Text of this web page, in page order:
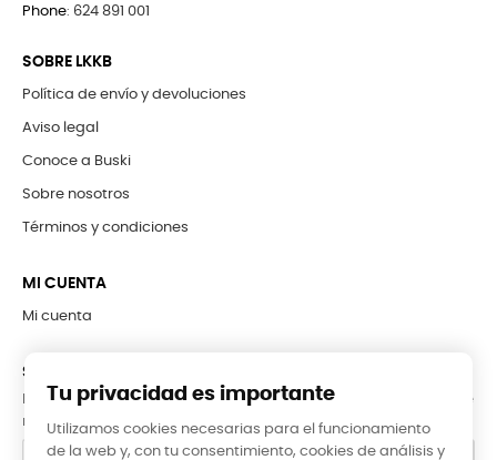
Phone: 624 891 001
SOBRE LKKB
Política de envío y devoluciones
Aviso legal
Conoce a Buski
Sobre nosotros
Términos y condiciones
MI CUENTA
Mi cuenta
SUBCRÍBETE A LA NEWSLETTER
Puede darse de baja en cualquier momento. Para ello, consulte
nuestra información de contacto en el aviso legal.
Tu privacidad es importante
Utilizamos cookies necesarias para el funcionamiento
de la web y, con tu consentimiento, cookies de análisis y